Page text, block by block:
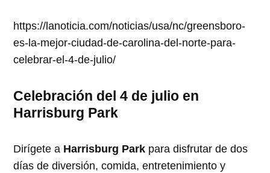
https://lanoticia.com/noticias/usa/nc/greensboro-
es-la-mejor-ciudad-de-carolina-del-norte-para-
celebrar-el-4-de-julio/
Celebración del 4 de julio en
Harrisburg Park
Dirígete a Harrisburg Park para disfrutar de dos
días de diversión, comida, entretenimiento y